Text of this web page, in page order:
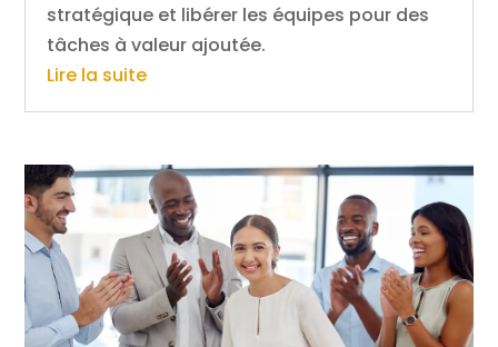
stratégique et libérer les équipes pour des
tâches à valeur ajoutée.
Lire la suite